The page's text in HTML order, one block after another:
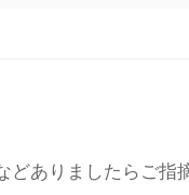
どありましたらご指